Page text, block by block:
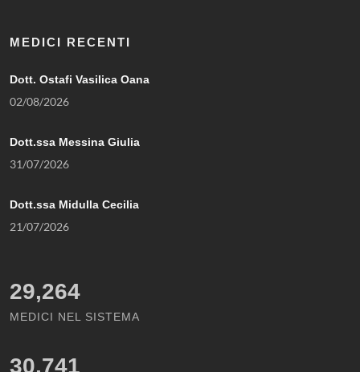
MEDICI RECENTI
Dott. Ostafi Vasilica Oana
02/08/2026
Dott.ssa Messina Giulia
31/07/2026
Dott.ssa Midulla Cecilia
21/07/2026
29,264
MEDICI NEL SISTEMA
30,741